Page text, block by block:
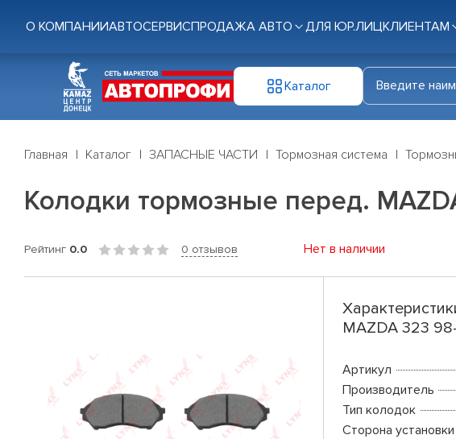
О КОМПАНИИАВТОСЕРВИСПРОДАЖА АВТО ДЛЯ ЮР.ЛИЦКЛИЕНТАМ
Каталог
Главная Каталог ЗАПАСНЫЕ ЧАСТИ Тормозная система
Колодки тормозные перед.
Рейтинг 0.0 0 отзывов Нет в наличии
MAZDA 323
Артикул
Производитель
Тип колодок
Сторона установки